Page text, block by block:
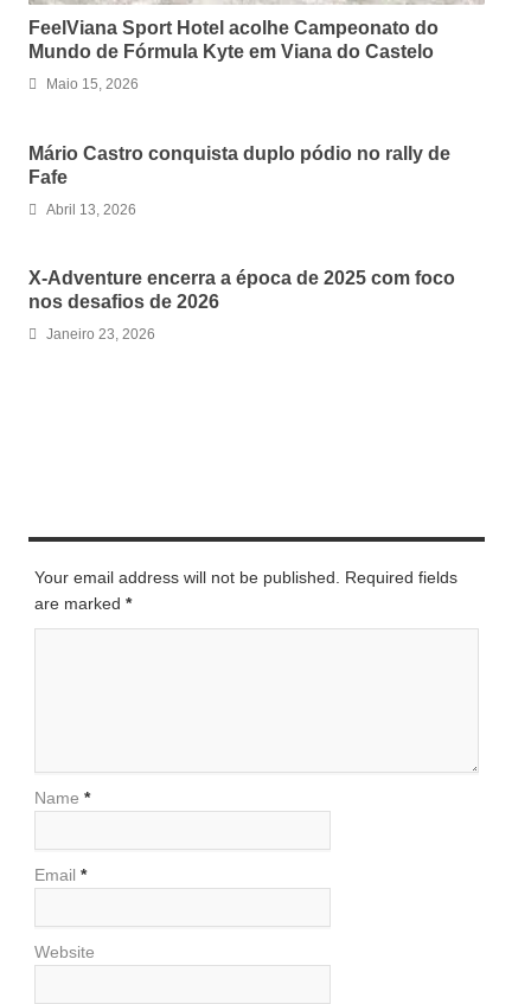
FeelViana Sport Hotel acolhe Campeonato do
Mundo de Fórmula Kyte em Viana do Castelo
Maio 15, 2026
Mário Castro conquista duplo pódio no rally de
Fafe
Abril 13, 2026
X-Adventure encerra a época de 2025 com foco
nos desafios de 2026
Janeiro 23, 2026
Your email address will not be published. Required fields
are marked *
Name *
Email *
Website